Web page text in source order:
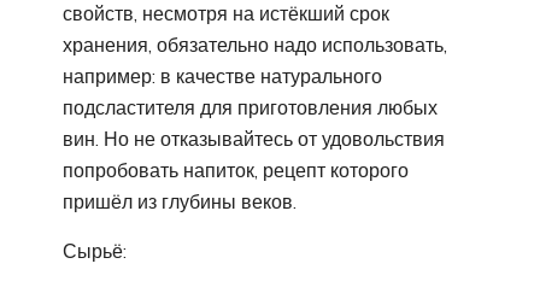
свойств, несмотря на истёкший срок
хранения, обязательно надо использовать,
например: в качестве натурального
подсластителя для приготовления любых
вин. Но не отказывайтесь от удовольствия
попробовать напиток, рецепт которого
пришёл из глубины веков.
Сырьё: